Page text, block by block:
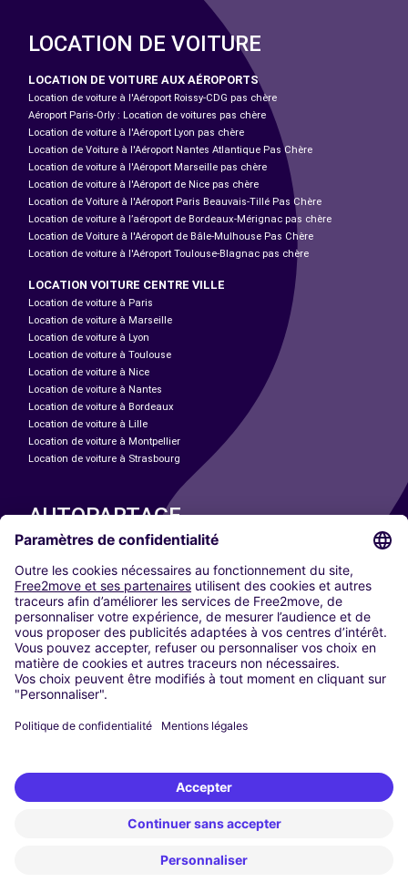
LOCATION DE VOITURE
LOCATION DE VOITURE AUX AÉROPORTS
Location de voiture à l'Aéroport Roissy-CDG pas chère
Aéroport Paris-Orly : Location de voitures pas chère
Location de voiture à l'Aéroport Lyon pas chère
Location de Voiture à l'Aéroport Nantes Atlantique Pas Chère
Location de voiture à l'Aéroport Marseille pas chère
Location de voiture à l'Aéroport de Nice pas chère
Location de Voiture à l'Aéroport Paris Beauvais-Tillé Pas Chère
Location de voiture à l’aéroport de Bordeaux-Mérignac pas chère
Location de Voiture à l'Aéroport de Bâle-Mulhouse Pas Chère
Location de voiture à l'Aéroport Toulouse-Blagnac pas chère
LOCATION VOITURE CENTRE VILLE
Location de voiture à Paris
Location de voiture à Marseille
Location de voiture à Lyon
Location de voiture à Toulouse
Location de voiture à Nice
Location de voiture à Nantes
Location de voiture à Bordeaux
Location de voiture à Lille
Location de voiture à Montpellier
Location de voiture à Strasbourg
AUTOPARTAGE
Paris
Madrid
Washington DC
Milan
Rome
Turin
Vienne
Berlin
Düsseldorf